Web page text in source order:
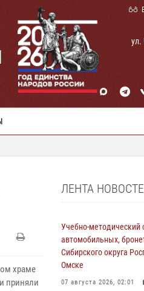
ул.
храме
приняли
ЛЕНТА
Учебно-методический
автомобильных,
Сибирского округа
Омске
07 августа 2026, 02:01